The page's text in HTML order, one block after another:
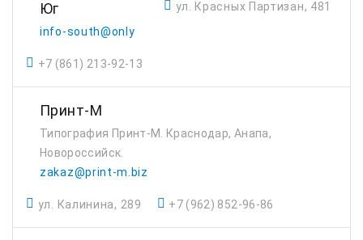
Юг
info-south@only
ул. Красных Партизан, 481
+7 (861) 213-92-13
Принт-М
Типография Принт-М. Краснодар, Анапа,
Новороссийск.
zakaz@print-m.biz
ул. Калинина, 289 +7 (962) 852-96-86